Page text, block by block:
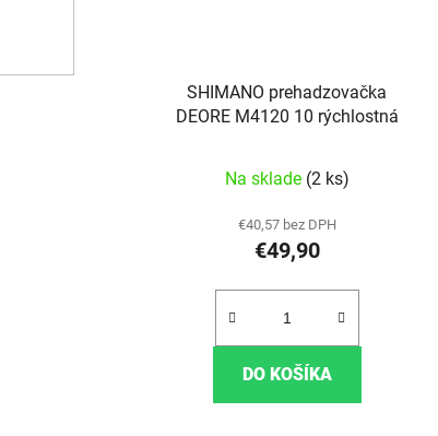
SHIMANO prehadzovačka
DEORE M4120 10 rýchlostná
Na sklade (2 ks)
€40,57 bez DPH
€49,90
DO KOŠÍKA